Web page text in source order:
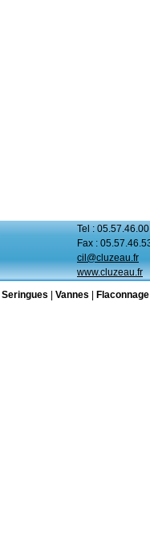
Tel :
Fax :
cil@cluzeau.fr
www.cluzeau.fr
Seringues Vannes Flaconnage